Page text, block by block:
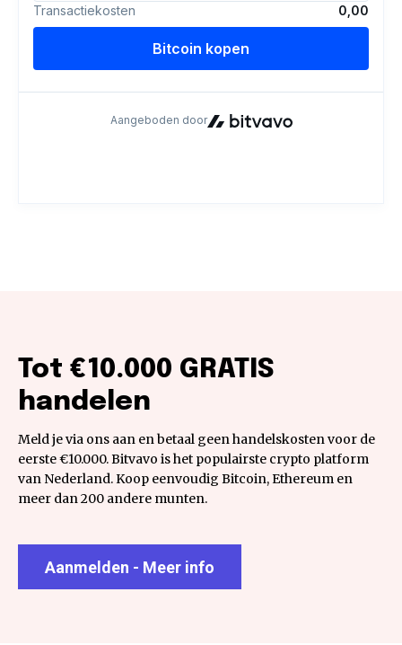
Tot €10.000 GRATIS
handelen
Meld je via ons aan en betaal geen handelskosten voor de
eerste €10.000. Bitvavo is het populairste crypto platform
van Nederland. Koop eenvoudig Bitcoin, Ethereum en
meer dan 200 andere munten.
Aanmelden - Meer info